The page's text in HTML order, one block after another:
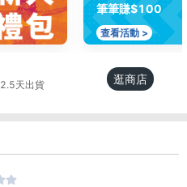
筆筆賺$100
查看活動 >
2.5天出貨 逛商店